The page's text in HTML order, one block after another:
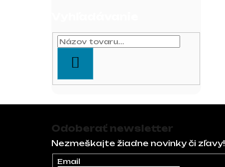
Odoberať newsletter
Nezmeškajte žiadne novinky či zľavy!
Email